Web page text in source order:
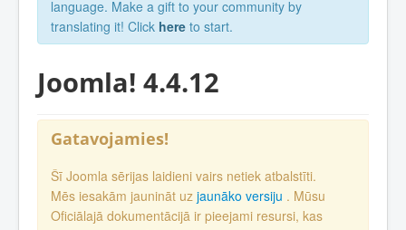
language. Make a gift to your community by
translating it! Click here to start.
Joomla! 4.4.12
Gatavojamies!
Šī Joomla sērijas laidieni vairs netiek atbalstīti.
Mēs iesakām jaunināt uz jaunāko versiju . Mūsu
Oficiālajā dokumentācijā ir pieejami resursi, kas